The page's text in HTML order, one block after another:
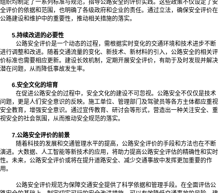
组织均制定了一系列标准与规范，指导公路安全的评价实践。这些政策不仅设定了安
全评价的依据和范围，也明确了各级政府和企业的责任。通过立法，确保安全评价在
公路建设和维护中的重要性，推动相关措施的落实。
5.持续改进的必要性
公路安全评价是一个动态的过程，需根据实时变化的交通环境和技术进步不断
进行调整和改进。随着交通流量的变化、新技术、新材料的引入，公路安全的相关评
价标准也需要相应更新。建设长效机制，定期开展安全评价，有助于及时发现并解决
潜在问题，从而降低事故发生率。
6.安全文化的培育
在促进公路安全的过程中，安全文化的建设不可忽视。公路安全不仅仅是技术
问题，更是人们安全意识的反映。施工单位、管理部门及驾驶员等各方主体都应重视
安全教育，增强安全意识。通过宣传教育、研讨会等形式，营造出一种关注安全、重
视安全的社会氛围，从而推动安全规范的落实。
7.公路安全评价的前景
随着科技的发展和交通管理水平的提高，公路安全评价的手段和方法也在不断
演进。大数据、人工智能等新技术的应用，将助力提高公路安全评估的精确性和实时
性。未来，公路安全评价或将在提升道路安全、减少交通事故中发挥更加重要的作
用。
公路安全评价规范为保障交通安全提供了科学依据和管理手段。在全面评估公